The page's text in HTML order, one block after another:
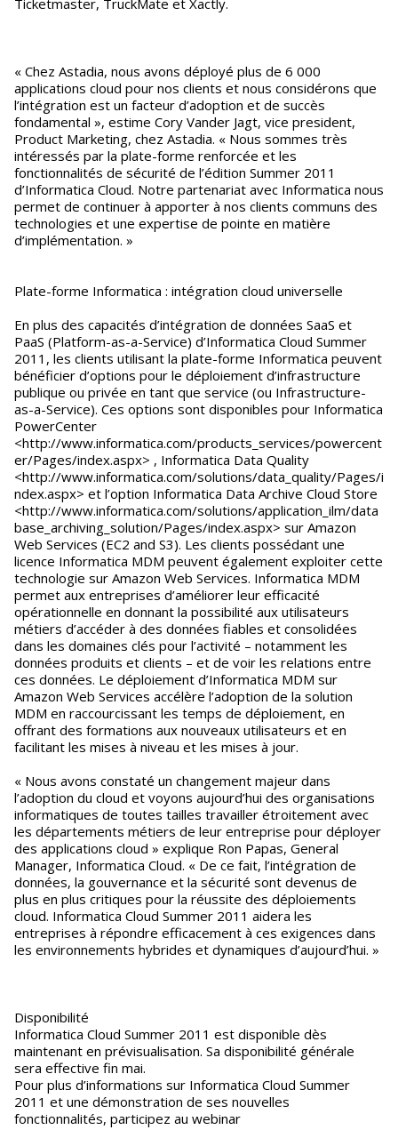
Ticketmaster, TruckMate et Xactly.
« Chez Astadia, nous avons déployé plus de 6 000
applications cloud pour nos clients et nous considérons que
l’intégration est un facteur d’adoption et de succès
fondamental », estime Cory Vander Jagt, vice president,
Product Marketing, chez Astadia. « Nous sommes très
intéressés par la plate-forme renforcée et les
fonctionnalités de sécurité de l’édition Summer 2011
d’Informatica Cloud. Notre partenariat avec Informatica nous
permet de continuer à apporter à nos clients communs des
technologies et une expertise de pointe en matière
d’implémentation. »
Plate-forme Informatica : intégration cloud universelle
En plus des capacités d’intégration de données SaaS et
PaaS (Platform-as-a-Service) d’Informatica Cloud Summer
2011, les clients utilisant la plate-forme Informatica peuvent
bénéficier d’options pour le déploiement d’infrastructure
publique ou privée en tant que service (ou Infrastructure-
as-a-Service). Ces options sont disponibles pour Informatica
PowerCenter
<http://www.informatica.com/products_services/powercent
er/Pages/index.aspx> , Informatica Data Quality
<http://www.informatica.com/solutions/data_quality/Pages/i
ndex.aspx> et l’option Informatica Data Archive Cloud Store
<http://www.informatica.com/solutions/application_ilm/data
base_archiving_solution/Pages/index.aspx> sur Amazon
Web Services (EC2 and S3). Les clients possédant une
licence Informatica MDM peuvent également exploiter cette
technologie sur Amazon Web Services. Informatica MDM
permet aux entreprises d’améliorer leur efficacité
opérationnelle en donnant la possibilité aux utilisateurs
métiers d’accéder à des données fiables et consolidées
dans les domaines clés pour l’activité – notamment les
données produits et clients – et de voir les relations entre
ces données. Le déploiement d’Informatica MDM sur
Amazon Web Services accélère l’adoption de la solution
MDM en raccourcissant les temps de déploiement, en
offrant des formations aux nouveaux utilisateurs et en
facilitant les mises à niveau et les mises à jour.
« Nous avons constaté un changement majeur dans
l’adoption du cloud et voyons aujourd’hui des organisations
informatiques de toutes tailles travailler étroitement avec
les départements métiers de leur entreprise pour déployer
des applications cloud » explique Ron Papas, General
Manager, Informatica Cloud. « De ce fait, l’intégration de
données, la gouvernance et la sécurité sont devenus de
plus en plus critiques pour la réussite des déploiements
cloud. Informatica Cloud Summer 2011 aidera les
entreprises à répondre efficacement à ces exigences dans
les environnements hybrides et dynamiques d’aujourd’hui. »
Disponibilité
Informatica Cloud Summer 2011 est disponible dès
maintenant en prévisualisation. Sa disponibilité générale
sera effective fin mai.
Pour plus d’informations sur Informatica Cloud Summer
2011 et une démonstration de ses nouvelles
fonctionnalités, participez au webinar